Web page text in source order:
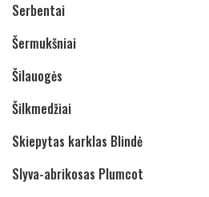
Serbentai
Šermukšniai
Šilauogės
Šilkmedžiai
Skiepytas karklas Blindė
Slyva-abrikosas Plumcot